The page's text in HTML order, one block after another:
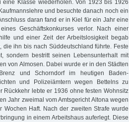
Klasse wiederholen. Von 1923 bis 1926
und besuchte danach noch ein
daran fand er in Kiel für ein Jahr eine
Geschäftskonkurses verlor. Nach einer
und einer Zeit der Arbeitslosigkeit begab
ihn bis nach Süddeutschland führte. Feste
sondern bestritt seinen Lebensunterhalt mit
von Almosen. Dabei wurde er in den Städten
und Schorndorf im heutigen Baden-
und Polizeiämtern wegen Bettelns zu
Rückkehr lebte er 1936 ohne festen Wohnsitz
Jahr zweimal vom Amtsgericht Altona wegen
Wochen Haft. Nach der zweiten Strafe wurde
in einem Arbeitshaus auferlegt. Diese